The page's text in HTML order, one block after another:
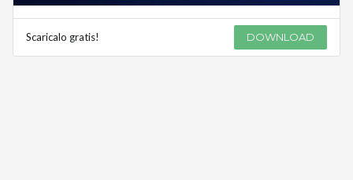
Scaricalo gratis! DOWNLOAD